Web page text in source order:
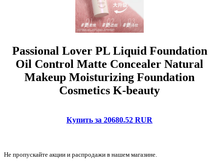
Passional Lover PL Liquid Foundation
Oil Control Matte Concealer Natural
Makeup Moisturizing Foundation
Cosmetics K-beauty
Купить за 20680.52 RUR
Не пропускайте акции и распродажи в нашем магазине.